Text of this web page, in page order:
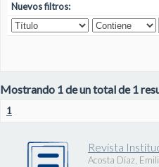
Nuevos filtros:
Mostrando 1 de un total de 1
1
Revista
Acosta Díaz,